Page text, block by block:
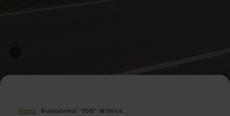
Home Busbahnhof "ZOB" Wittlich